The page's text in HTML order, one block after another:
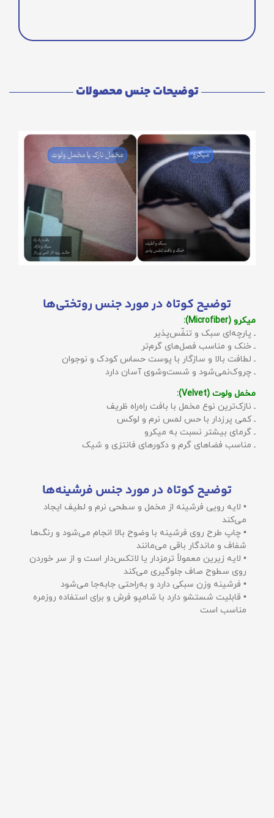
توضیحات جنس محصولات
توضیح کوتاه در مورد جنس روتختی‌ها
میکرو (Microfiber):
ـ پارچه‌ای سبک و تنفّس‌پذیر
ـ خنک و مناسب فصل‌های گرم‌تر
ـ لطافت بالا و سازگار با پوست حساس کودک و نوجوان
ـ چروک‌نمی‌شود و شست‌وشوی آسان دارد
مخمل ولوت (Velvet):
ـ نازک‌ترین نوع مخمل با بافت راه‌راه ظریف
ـ کمی پرزدار با حس لمس نرم و لوکس
ـ گرمای بیشتر نسبت به میکرو
ـ مناسب فضاهای گرم و دکورهای فانتزی و شیک
توضیح کوتاه در مورد جنس فرشینه‌ها
• لایه رویی فرشینه از مخمل و سطحی نرم و لطیف ایجاد
می‌کند
• چاپ طرح روی فرشینه با وضوح بالا انجام می‌شود و رنگ‌ها
شفاف و ماندگار باقی می‌مانند
• لایه زیرین معمولاً ترمزدار یا لاتکس‌دار است و از سر خوردن
روی سطوح صاف جلوگیری می‌کند
• فرشینه وزن سبکی دارد و به‌راحتی جابه‌جا می‌شود
• قابلیت شستشو دارد با شامپو فرش و برای استفاده روزمره
مناسب است